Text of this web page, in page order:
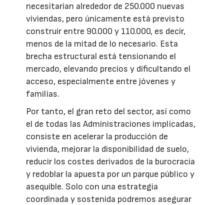
necesitarían alrededor de 250.000 nuevas
viviendas, pero únicamente está previsto
construir entre 90.000 y 110.000, es decir,
menos de la mitad de lo necesario. Esta
brecha estructural está tensionando el
mercado, elevando precios y dificultando el
acceso, especialmente entre jóvenes y
familias.
Por tanto, el gran reto del sector, así como
el de todas las Administraciones implicadas,
consiste en acelerar la producción de
vivienda, mejorar la disponibilidad de suelo,
reducir los costes derivados de la burocracia
y redoblar la apuesta por un parque público y
asequible. Solo con una estrategia
coordinada y sostenida podremos asegurar